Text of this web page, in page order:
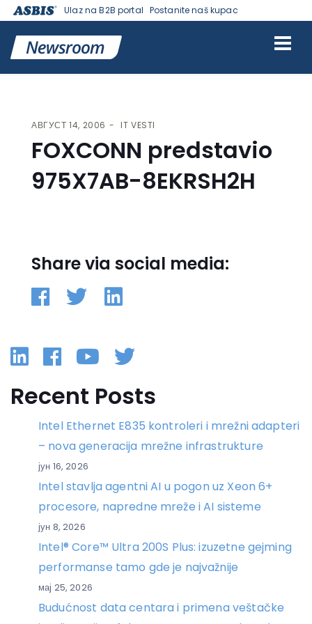
Ulaz na B2B portal Postanite naš kupac
975X7AB-8EKRSH2H
АВГУСТ 14, 2006 IT VESTI
FOXCONN predstavio
975X7AB-8EKRSH2H
Share via social media:
Linkedin
Facebook
YouTube
Twitter
Recent Posts
Intel Ethernet E835 kontroleri i mrežni adapteri
– nova generacija mrežne infrastrukture
јун 16, 2026
Intel stavlja agentni AI u pogon uz Xeon 6+
procesore, napredne mreže i AI sisteme
јун 8, 2026
Intel® Core™ Ultra 200S Plus: izuzetne gejming
performanse tamo gde je najvažnije
мај 25, 2026
Budućnost data centara i primena veštačke